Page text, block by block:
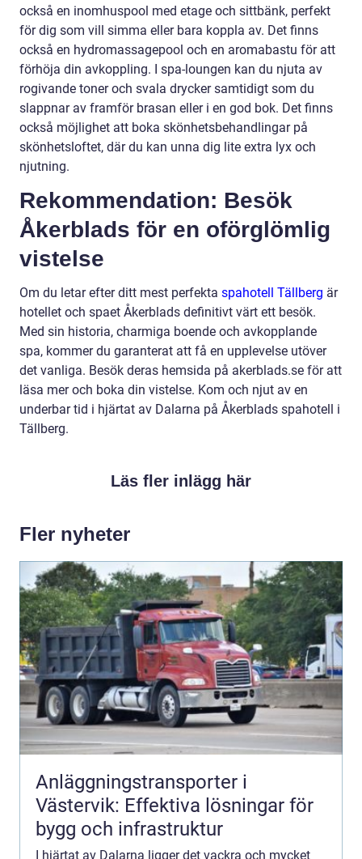
också en inomhuspool med etage och sittbänk, perfekt
för dig som vill simma eller bara koppla av. Det finns
också en hydromassagepool och en aromabastu för att
förhöja din avkoppling. I spa-loungen kan du njuta av
rogivande toner och svala drycker samtidigt som du
slappnar av framför brasan eller i en god bok. Det finns
också möjlighet att boka skönhetsbehandlingar på
skönhetsloftet, där du kan unna dig lite extra lyx och
njutning.
Rekommendation: Besök
Åkerblads för en oförglömlig
vistelse
Om du letar efter ditt mest perfekta spahotell Tällberg är
hotellet och spaet Åkerblads definitivt värt ett besök.
Med sin historia, charmiga boende och avkopplande
spa, kommer du garanterat att få en upplevelse utöver
det vanliga. Besök deras hemsida på akerblads.se för att
läsa mer och boka din vistelse. Kom och njut av en
underbar tid i hjärtat av Dalarna på Åkerblads spahotell i
Tällberg.
Läs fler inlägg här
Fler nyheter
Anläggningstransporter i
Västervik: Effektiva lösningar för
bygg och infrastruktur
I hjärtat av Dalarna ligger det vackra och mycket